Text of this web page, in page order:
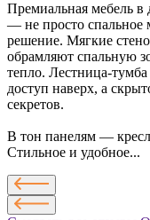
Премиальная мебель в
— не просто спальное
решение. Мягкие
обрамляют спальную
тепло. Лестница-
доступ наверх, а
секретов.
В тон панелям —
Стильное и удобное...